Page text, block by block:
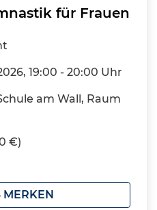
für Frauen
19:00 - 20:00 Uhr
am Wall, Raum
€)